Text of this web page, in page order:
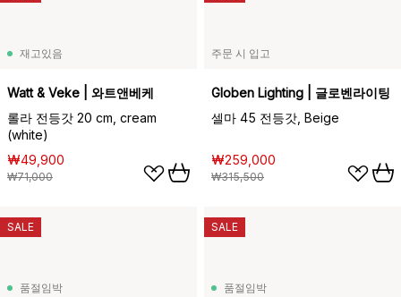
재고있음
Watt & Veke | 와트앤베케
롤라 전등갓 20 cm, cream
(white)
₩49,900
₩71,000
주문 시 입고
Globen Lighting | 글로벤라이팅
셀마 45 전등갓, Beige
₩259,000
₩315,500
품절임박
SALE
품절임박
SALE